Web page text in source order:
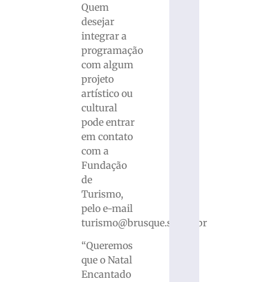
Quem
desejar
integrar a
programação
com algum
projeto
artístico ou
cultural
pode entrar
em contato
com a
Fundação
de
Turismo,
pelo e-mail
turismo@brusque.sc.gov.br
“Queremos
que o Natal
Encantado